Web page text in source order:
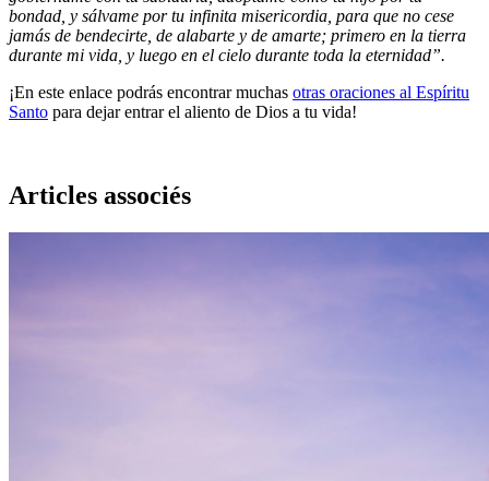
bondad, y sálvame por tu infinita misericordia, para que no cese
jamás de bendecirte, de alabarte y de amarte; primero en la tierra
durante mi vida, y luego en el cielo durante toda la eternidad”.
¡En este enlace podrás encontrar muchas otras oraciones al Espíritu
Santo para dejar entrar el aliento de Dios a tu vida!
Articles associés